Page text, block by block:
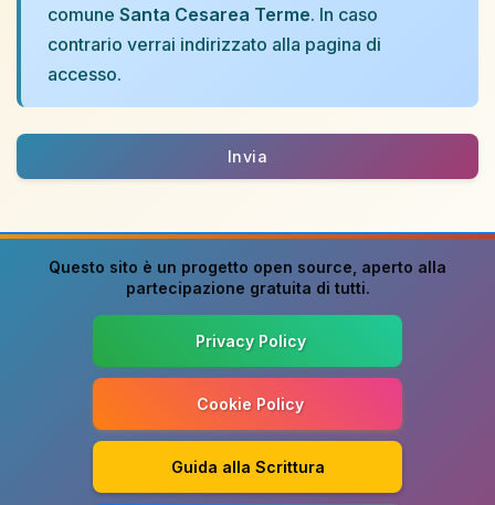
comune Santa Cesarea Terme. In caso
contrario verrai indirizzato alla pagina di
accesso.
Invia
Questo sito è un progetto open source , aperto alla
partecipazione gratuita di tutti.
Privacy Policy
Cookie Policy
Guida alla Scrittura